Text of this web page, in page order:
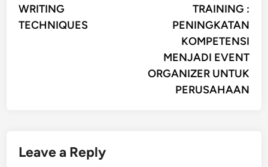
WRITING
TECHNIQUES
TRAINING :
PENINGKATAN
KOMPETENSI
MENJADI EVENT
ORGANIZER UNTUK
PERUSAHAAN
Leave a Reply